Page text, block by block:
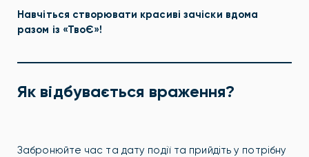
Навчіться створювати красиві зачіски вдома
разом із «ТвоЄ»!
Як відбувається враження?
Забронюйте час та дату події та прийдіть у потрібну